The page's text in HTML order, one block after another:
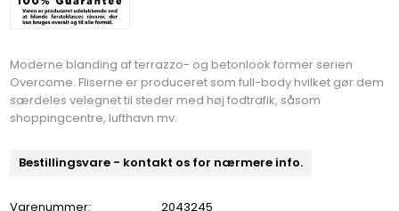
Moderne blanding af terrazzo- og betonlook former serien
Overcome. Fliserne er produceret som full-body hvilket gør dem
særdeles velegnet til steder med høj fodtrafik, såsom
shoppingcentre, lufthavn mv.
Bestillingsvare - kontakt os for nærmere info.
Varenummer:
2043245